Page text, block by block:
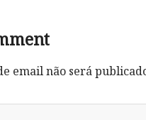
email não será